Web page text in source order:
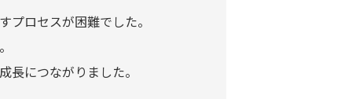
ロセスが困難でした。
につながりました。